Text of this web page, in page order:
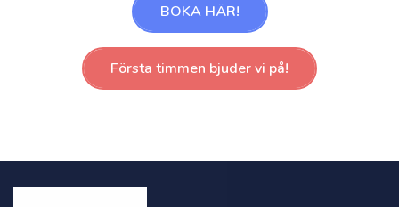
BOKA HÄR!
Första timmen bjuder vi på!